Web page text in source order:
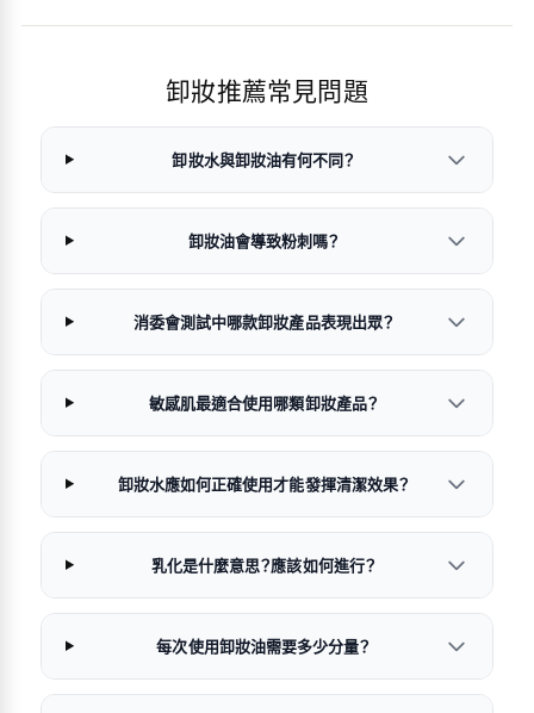
卸妝推薦常見問題
卸妝水與卸妝油有何不同？
卸妝油會導致粉刺嗎？
消委會測試中哪款卸妝產品表現出眾？
敏感肌最適合使用哪類卸妝產品？
卸妝水應如何正確使用才能發揮清潔效果？
乳化是什麼意思？應該如何進行？
每次使用卸妝油需要多少分量？